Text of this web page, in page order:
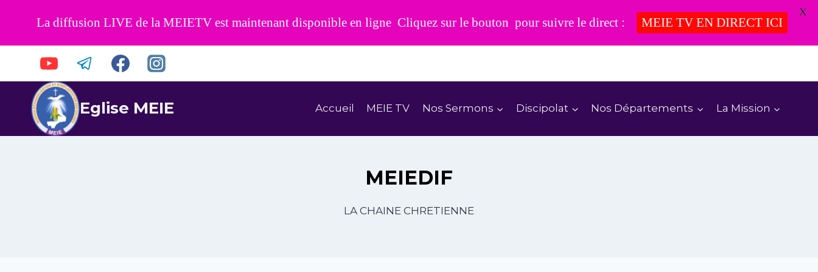
Eglise MEIE Accueil MEIE TV Nos Sermons Discipolat Nos Départements La Mission
MEIEDIF
LA CHAINE CHRETIENNE
La diffusion LIVE de la MEIETV est maintenant disponible en ligne Cliquez sur le bouton pour suivre le direct : MEIE TV EN DIRECT ICI
X